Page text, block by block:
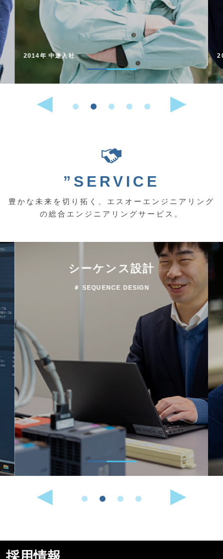
2018年 新卒入社
”SERVICE
豊かな未来を切り拓く、エスオーエンジニアリング
の総合エンジニアリングサービス。
機械設計
＃ MECHANICAL DESIGN